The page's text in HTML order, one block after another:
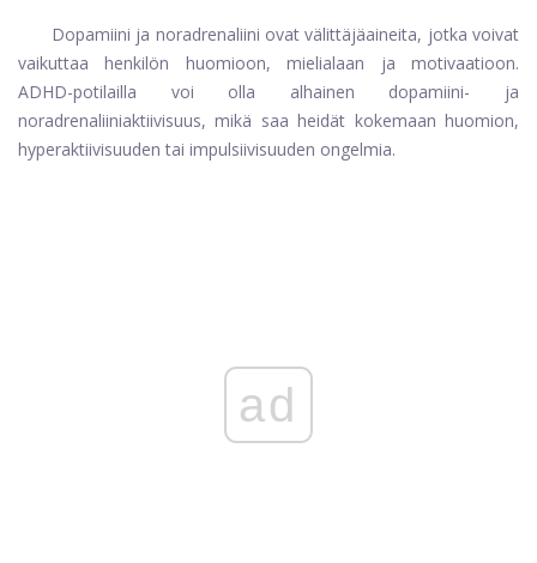
Dopamiini ja noradrenaliini ovat välittäjäaineita, jotka voivat
vaikuttaa henkilön huomioon, mielialaan ja motivaatioon.
ADHD-potilailla voi olla alhainen dopamiini- ja
noradrenaliiniaktiivisuus, mikä saa heidät kokemaan huomion,
hyperaktiivisuuden tai impulsiivisuuden ongelmia.
ad